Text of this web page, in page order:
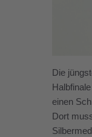
Die
einen
Dort